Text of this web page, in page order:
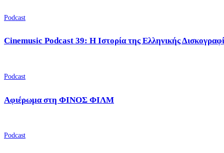
Podcast
Cinemusic Podcast 39: Η Ιστορία της Ελληνικής
Podcast
Αφιέρωμα στη ΦΙΝΟΣ ΦΙΛΜ
Podcast